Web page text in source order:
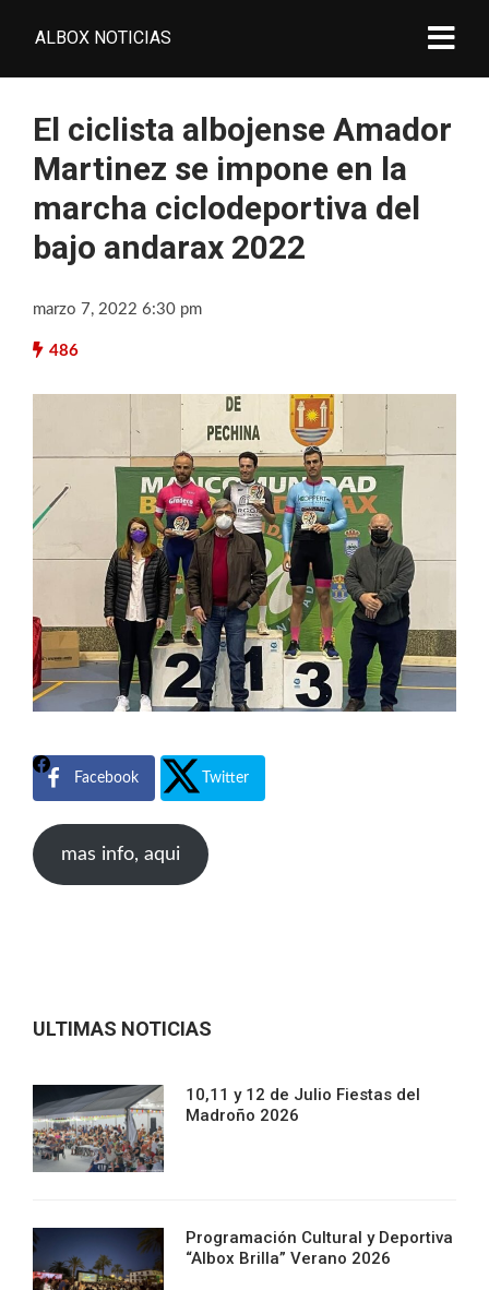
ALBOX NOTICIAS
El ciclista albojense Amador
Martinez se impone en la
marcha ciclodeportiva del
bajo andarax 2022
marzo 7, 2022 6:30 pm
486
Facebook Twitter
mas info, aqui
ULTIMAS NOTICIAS
10,11 y 12 de Julio Fiestas del
Madroño 2026
Programación Cultural y Deportiva
“Albox Brilla” Verano 2026